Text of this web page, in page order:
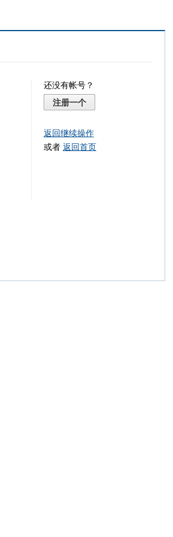
还没有帐号？
注册一个
返回继续操作
或者 返回首页